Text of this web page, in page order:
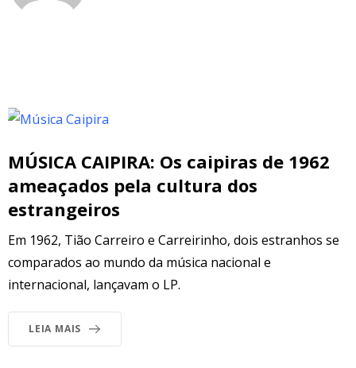
MÚSICA CAIPIRA: Os caipiras de 1962
ameaçados pela cultura dos
estrangeiros
Em 1962, Tião Carreiro e Carreirinho, dois estranhos se
comparados ao mundo da música nacional e
internacional, lançavam o LP.
LEIA MAIS